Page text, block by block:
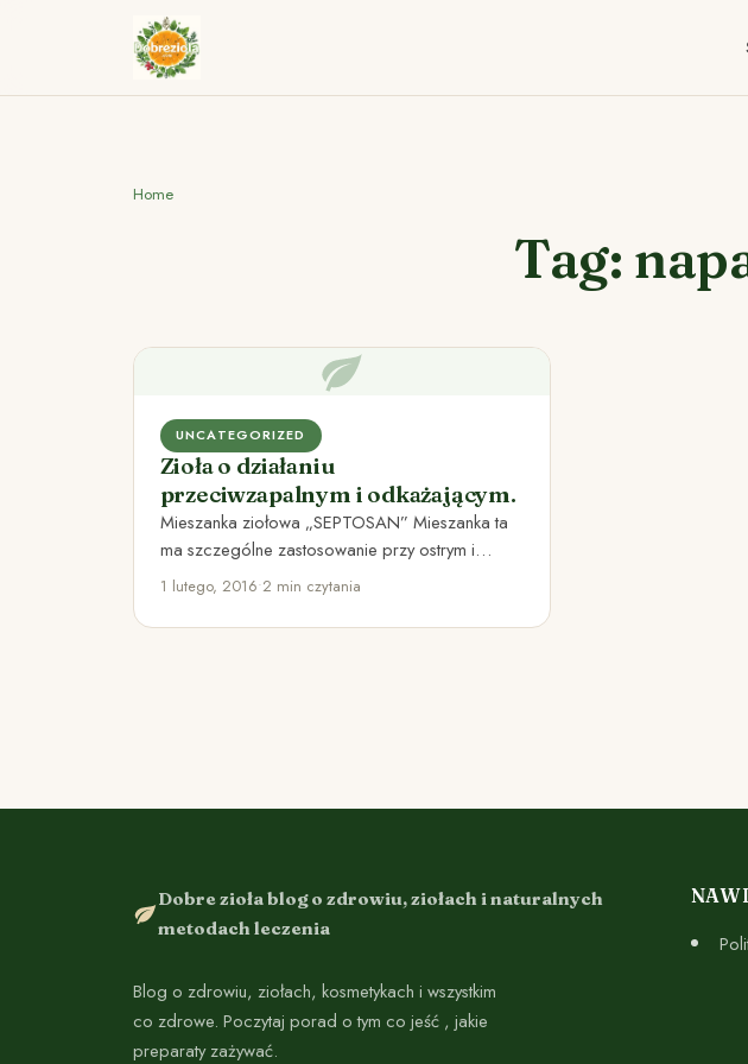
Home
Tag:
UNCATEGORIZED
Zioła o działaniu
przeciwzapalnym i odkażającym.
Mieszanka ziołowa „SEPTOSAN” Mieszanka ta
ma szczególne zastosowanie przy ostrym i
przewlekłym zapaleniu gardła, nieżycie jamy
1 lutego, 2016•2 min czytania
Dobre zioła blog o zdrowiu, ziołach i naturalnych
metodach leczenia
Blog o zdrowiu, ziołach, kosmetykach i wszystkim
co zdrowe. Poczytaj porad o tym co jeść , jakie
preparaty zażywać.